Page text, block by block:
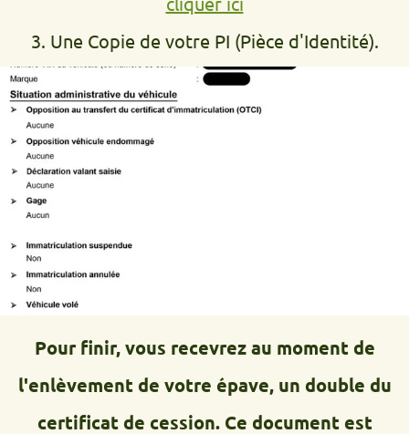
3. Une Copie de votre PI (Pièce d'Identité).
Pour finir, vous recevrez au moment de
l'enlèvement de votre épave, un double du
certificat de cession. Ce document est